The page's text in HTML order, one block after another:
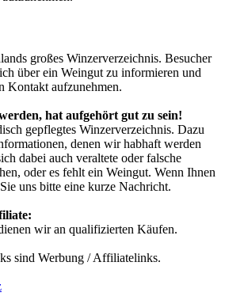
großes Winzerverzeichnis. Besucher
über ein Weingut zu informieren und
Kontakt aufzunehmen.
hat aufgehört gut zu sein!
gepflegtes Winzerverzeichnis. Dazu
denen wir habhaft werden
dabei auch veraltete oder falsche
oder es fehlt ein Weingut. Wenn Ihnen
uns bitte eine kurze Nachricht.
wir an qualifizierten Käufen.
sind Werbung / Affiliatelinks.